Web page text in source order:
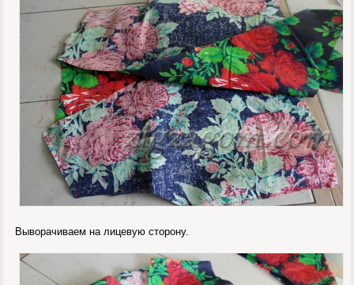
Выворачиваем на лицевую сторону.